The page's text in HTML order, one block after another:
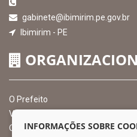
gabinete@ibimirim.pe.gov.br
Ibimirim - PE
O Prefeito
Vice Prefeito
Ouvidoria Municipal
INFORMAÇÕES SOBRE